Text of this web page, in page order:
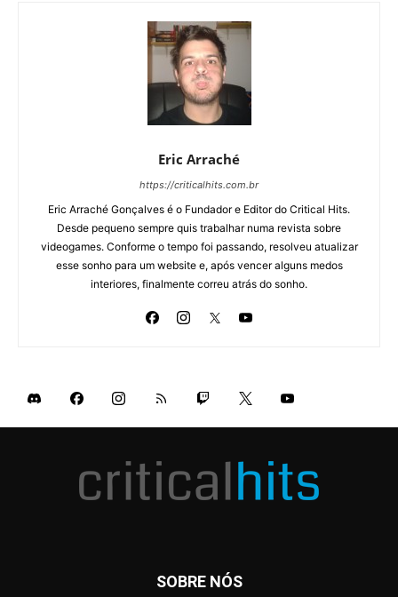
Eric Arraché
https://criticalhits.com.br
Eric Arraché Gonçalves é o Fundador e Editor do Critical Hits.
Desde pequeno sempre quis trabalhar numa revista sobre
videogames. Conforme o tempo foi passando, resolveu atualizar
esse sonho para um website e, após vencer alguns medos
interiores, finalmente correu atrás do sonho.
SOBRE NÓS